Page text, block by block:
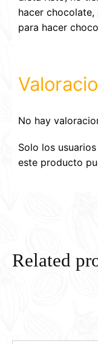
hacer
para hacer
No hay
Solo los
este producto
Related